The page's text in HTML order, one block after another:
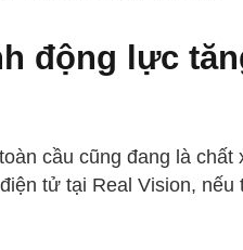
động lực
cầu cũng đang là chất
tử tại Real Vision, nếu